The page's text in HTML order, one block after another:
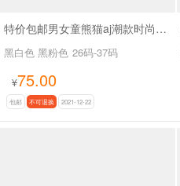
特价包邮男女童熊猫aj潮款时尚运动鞋大棉SA6821
黑白色 黑粉色 26码-37码
¥75.00
包邮 不可退换 2021-12-22